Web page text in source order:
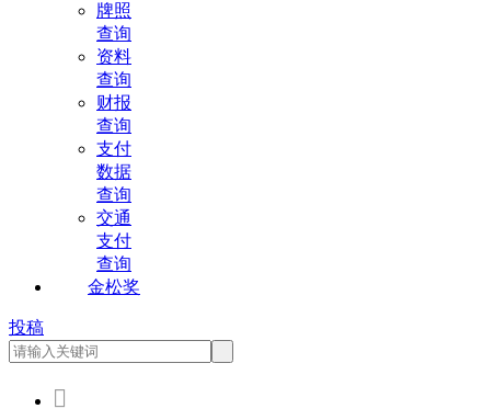
牌照
查询
资料
查询
财报
查询
支付
数据
查询
交通
支付
查询
金松奖
投稿
